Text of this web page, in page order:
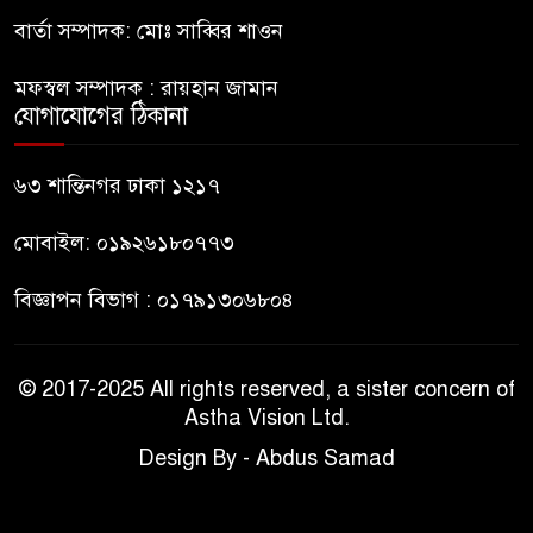
হাসিনাকে সংবাদমাধ্যমে কথা বলার
সুযোগ দেওয়ায় ঢাকার ক্ষোভ
৯
সাংবাদিক পেটালো বিএনপি-
বার্তা সম্পাদক: মোঃ সাব্বির শাওন
মফস্বল সম্পাদক : রায়হান জামান
যোগাযোগের ঠিকানা
৬৩ শান্তিনগর ঢাকা ১২১৭
মোবাইল: ০১৯২৬১৮০৭৭৩
বিজ্ঞাপন বিভাগ : ০১৭৯১৩০৬৮০৪
© 2017-2025 All rights reserved, a sister concern of
Astha Vision Ltd.
Design By - Abdus Samad